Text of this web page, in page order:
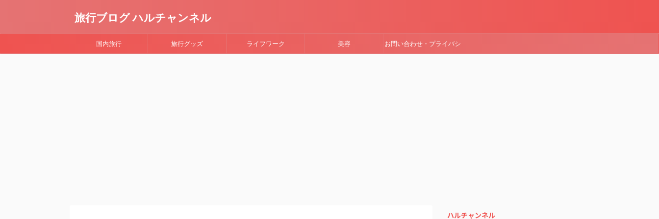
旅行ブログ ハルチャンネル
国内旅行 旅行グッズ ライフワーク 美容 お問い合わせ・プライバシ
ハルチャンネル